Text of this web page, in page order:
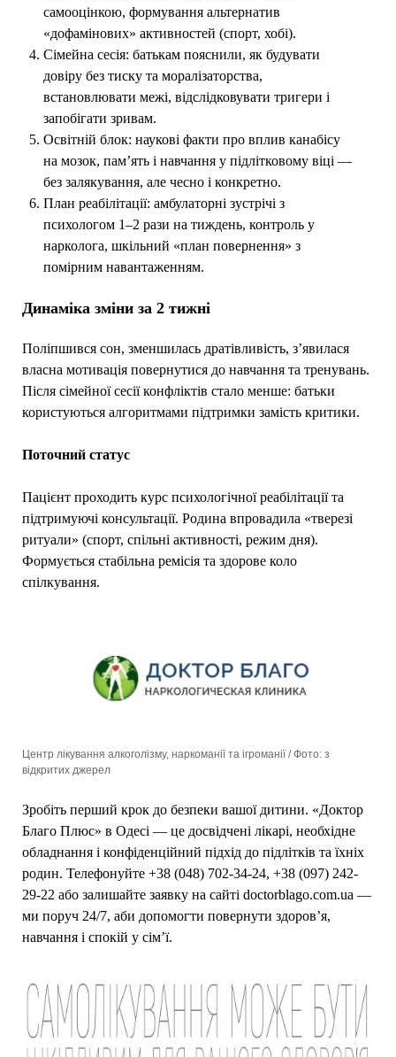
самооцінкою, формування альтернатив
«дофамінових» активностей (спорт, хобі).
Сімейна сесія: батькам пояснили, як будувати
довіру без тиску та моралізаторства,
встановлювати межі, відслідковувати тригери і
запобігати зривам.
Освітній блок: наукові факти про вплив канабісу
на мозок, пам’ять і навчання у підлітковому віці —
без залякування, але чесно і конкретно.
План реабілітації: амбулаторні зустрічі з
психологом 1–2 рази на тиждень, контроль у
нарколога, шкільний «план повернення» з
помірним навантаженням.
Динаміка зміни за 2 тижні
Поліпшився сон, зменшилась дратівливість, з’явилася
власна мотивація повернутися до навчання та тренувань.
Після сімейної сесії конфліктів стало менше: батьки
користуються алгоритмами підтримки замість критики.
Поточний статус
Пацієнт проходить курс психологічної реабілітації та
підтримуючі консультації. Родина впровадила «тверезі
ритуали» (спорт, спільні активності, режим дня).
Формується стабільна ремісія та здорове коло
спілкування.
Центр лікування алкоголізму, наркоманії та ігроманії / Фото: з
відкритих джерел
Зробіть перший крок до безпеки вашої дитини. «Доктор
Благо Плюс» в Одесі — це досвідчені лікарі, необхідне
обладнання і конфіденційний підхід до підлітків та їхніх
родин. Телефонуйте +38 (048) 702-34-24, +38 (097) 242-
29-22 або залишайте заявку на сайті doctorblago.com.ua —
ми поруч 24/7, аби допомогти повернути здоров’я,
навчання і спокій у сім’ї.